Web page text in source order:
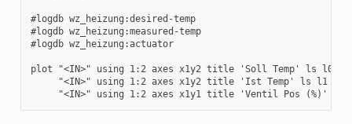
#logdb wz_heizung:desired-temp
#logdb wz_heizung:measured-temp
#logdb wz_heizung:actuator
plot "<IN>" using 1:2 axes x1y2 title 'Soll Temp' ls l0
"<IN>" using 1:2 axes x1y2 title 'Ist Temp' ls l1 lw
"<IN>" using 1:2 axes x1y1 title 'Ventil Pos (%)' ls